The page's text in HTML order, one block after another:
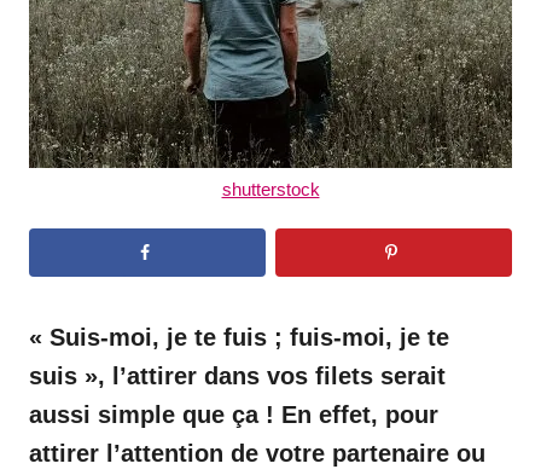
shutterstock
« Suis-moi, je te fuis ; fuis-moi, je te
suis », l’attirer dans vos filets serait
aussi simple que ça ! En effet, pour
attirer l’attention de votre partenaire ou